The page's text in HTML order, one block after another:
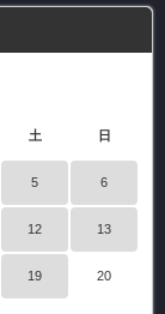
土 日
5 6
12 13
19 20